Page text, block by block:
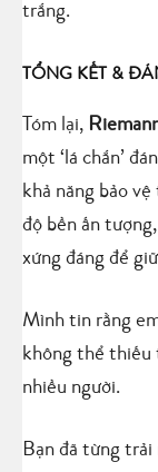
trắng.
TỔNG KẾT &
Tóm lại,
một ‘lá chắn’
khả năng bảo
độ bền ấn
xứng đáng để
Mình tin rằng
không thể thiếu
nhiều người.
Bạn đã từng trải